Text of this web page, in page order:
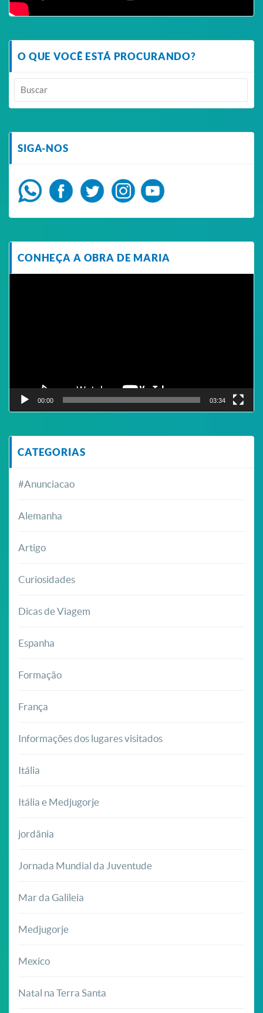
O QUE VOCÊ ESTÁ PROCURANDO?
SIGA-NOS
CONHEÇA A OBRA DE MARIA
00:00 03:34
CATEGORIAS
#Anunciacao
Alemanha
Artigo
Curiosidades
Dicas de Viagem
Espanha
Formação
França
Informações dos lugares visitados
Itália
Itália e Medjugorje
jordânia
Jornada Mundial da Juventude
Mar da Galileia
Medjugorje
Mexico
Natal na Terra Santa